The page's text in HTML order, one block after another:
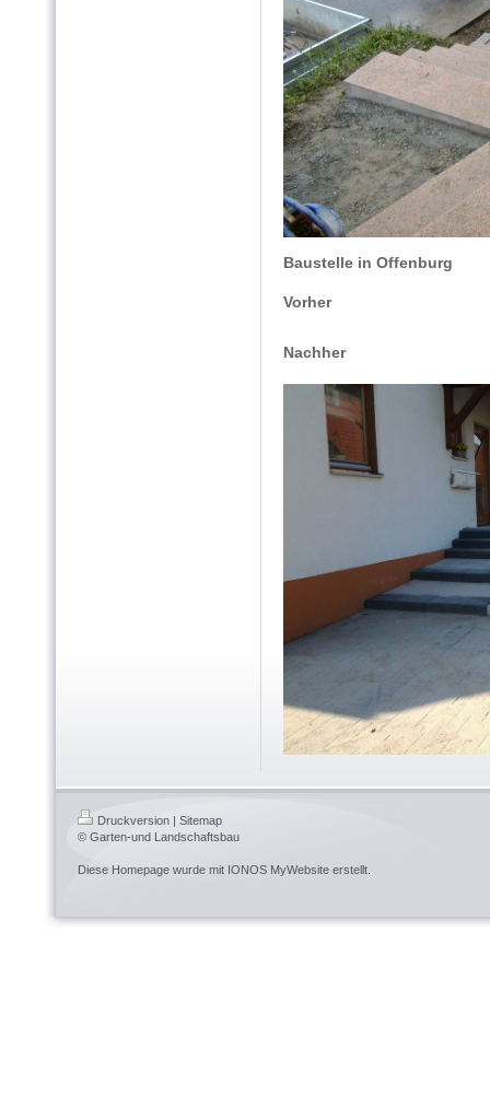
Baustelle in Offenburg
Vorher
Nachher
Druckversion
Sitemap
© Garten-und Landschaftsbau
Diese Homepage wurde mit IONOS MyWebsite erstellt.